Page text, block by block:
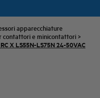
apparecchiature
contattori e minicontattori >
X LS55N-LS75N 24-50VAC